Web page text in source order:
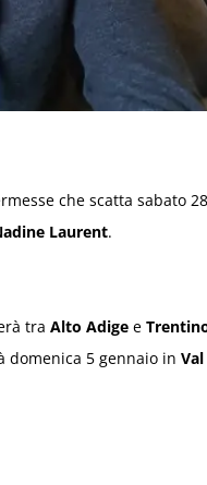
che scatta sabato
Laurent.
tra Alto Adige e
domenica 5 gennaio in